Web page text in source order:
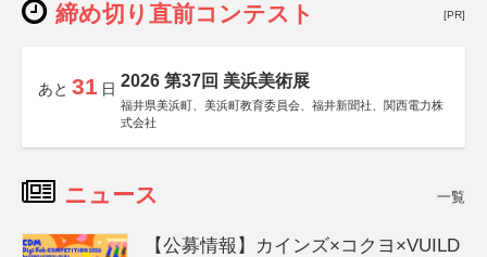
締め切り直前コンテスト [PR]
あと 31 日 2026 第37回 美浜美術展
福井県美浜町、美浜町教育委員会、福井新聞社、関西電力株
式会社
ニュース 一覧
【公募情報】カインズ×コクヨ×VUILD